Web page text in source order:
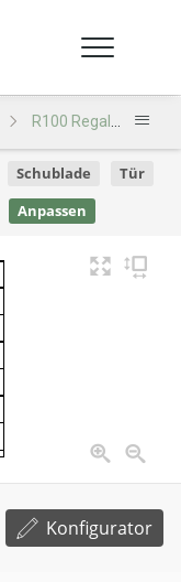
R100 Regal
Konfigurator
Schublade Tür
Anpassen